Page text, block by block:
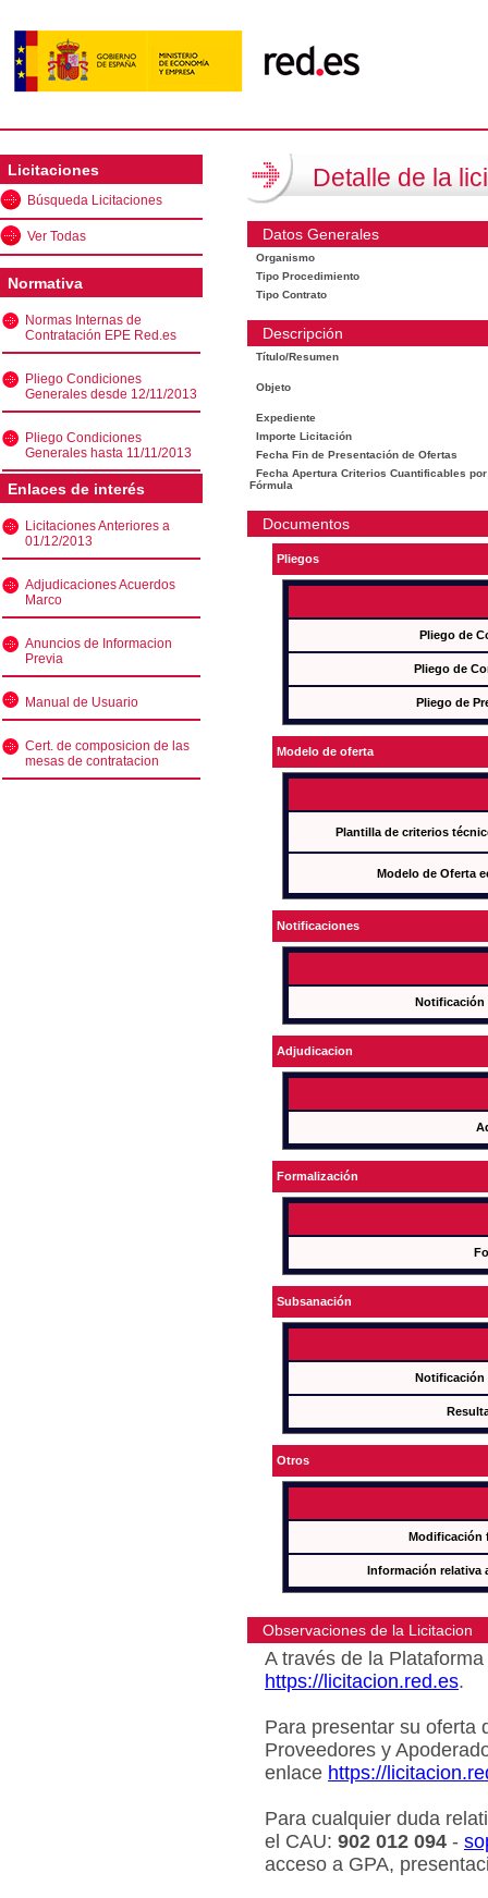
Licitaciones
Búsqueda Licitaciones
Ver Todas
Normativa
Normas Internas de
Contratación EPE Red.es
Pliego Condiciones
Generales desde 12/11/2013
Pliego Condiciones
Generales hasta 11/11/2013
Enlaces de interés
Licitaciones Anteriores a
01/12/2013
Adjudicaciones Acuerdos
Marco
Anuncios de Informacion
Previa
Manual de Usuario
Cert. de composicion de las
mesas de contratacion
Detalle de la
Datos Generales
Organismo
Tipo Procedimiento
Tipo Contrato
Descripción
Título/Resumen
Objeto
Expediente
Importe Licitación
Fecha Fin de Presentación de Ofertas
Fecha Apertura Criterios Cuantificables por
Fórmula
Documentos
Pliegos
Pliego de
Pliego de
Pliego de
Modelo de oferta
Plantilla de criterios
Modelo de Oferta
Notificaciones
Notificación
Adjudicacion
Formalización
Subsanación
Notificación
Otros
Modificación
Información relativa
Observaciones de la Licitacion
A través de la
https://licitacion.red.es.
Para presentar su oferta
Proveedores y
enlace https://
Para cualquier duda
el CAU: 902 012 094 -
acceso a GPA,